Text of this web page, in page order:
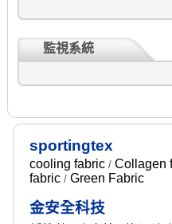
監視系統
sportingtex
cooling fabric/ Collagen
fabric/ Green Fabric
金安全科技